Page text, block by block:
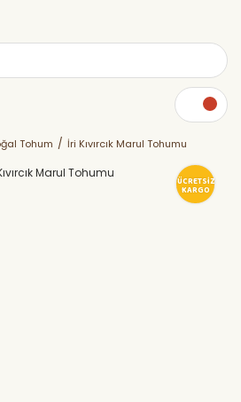
Tohum İri Kıvırcık Marul Tohumu
ÜCRETSİZ
KARGO